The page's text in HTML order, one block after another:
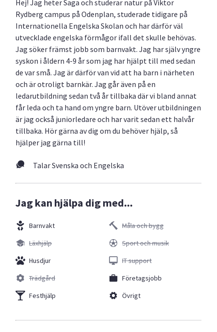
Hej! Jag heter Saga och studerar natur på Viktor
Rydberg campus på Odenplan, studerade tidigare på
Internationella Engelska Skolan och har därför väl
utvecklade engelska förmågor ifall det skulle behövas.
Jag söker främst jobb som barnvakt. Jag har själv yngre
syskon i åldern 4-9 år som jag har hjälpt till med sedan
de var små. Jag är därför van vid att ha barn i närheten
och är otroligt barnkär. Jag går även på en
ledarutbildning sedan två år tillbaka där vi bland annat
får leda och ta hand om yngre barn. Utöver utbildningen
är jag också juniorledare och har varit sedan ett halvår
tillbaka. Hör gärna av dig om du behöver hjälp, så
hjälper jag gärna till!
Talar Svenska och Engelska
Jag kan hjälpa dig med...
Barnvakt
Läxhjälp
Husdjur
Trädgård
Festhjälp
Måla och bygg
Sport och musik
IT support
Företagsjobb
Övrigt